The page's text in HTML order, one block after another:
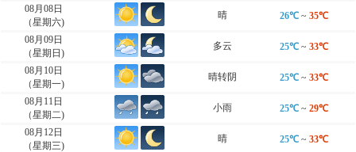
08月08日
（星期六)
晴 26℃ ~ 35℃
08月09日
（星期日)
多云 25℃ ~ 33℃
08月10日
（星期一)
晴转阴 25℃ ~ 33℃
08月11日
（星期二)
小雨 25℃ ~ 29℃
08月12日
（星期三)
晴 25℃ ~ 33℃